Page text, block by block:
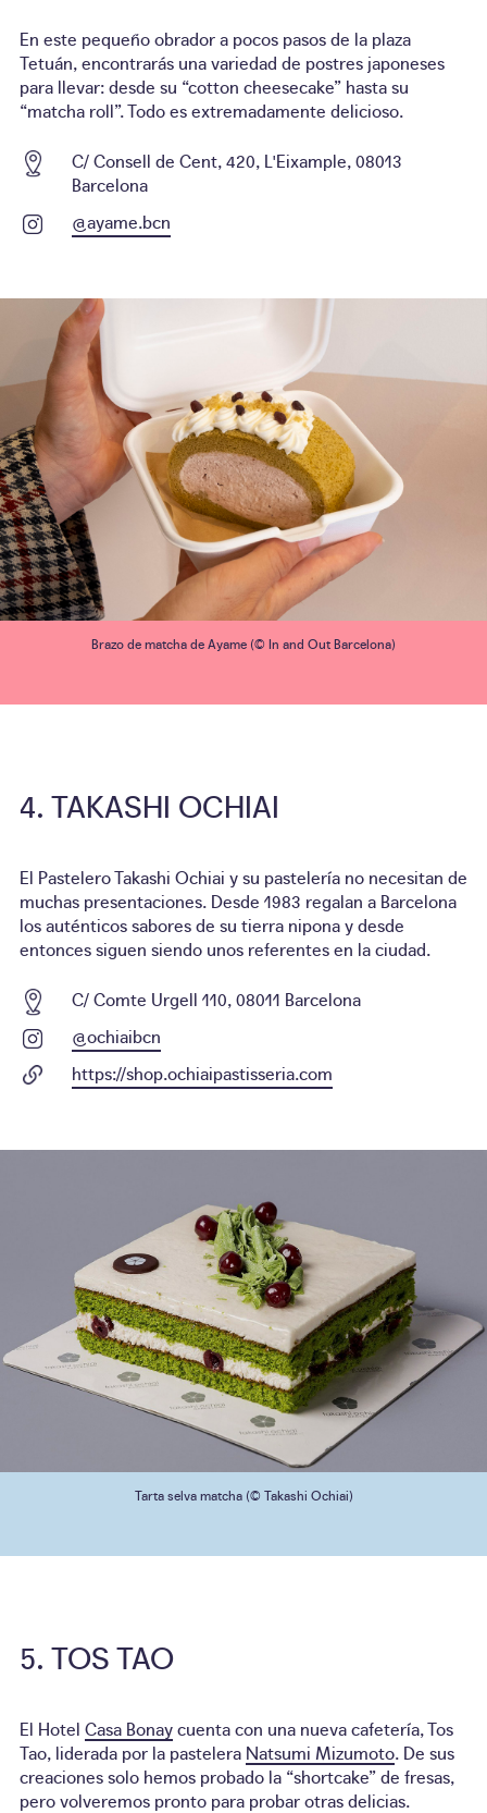
En este pequeño obrador a pocos pasos de la plaza
Tetuán, encontrarás una variedad de postres japoneses
para llevar: desde su “cotton cheesecake” hasta su
“matcha roll”. Todo es extremadamente delicioso.
C/ Consell de Cent, 420, L'Eixample, 08013
Barcelona
@ayame.bcn
Brazo de matcha de Ayame (© In and Out Barcelona)
TAKASHI OCHIAI
El Pastelero Takashi Ochiai y su pastelería no necesitan de
muchas presentaciones. Desde 1983 regalan a Barcelona
los auténticos sabores de su tierra nipona y desde
entonces siguen siendo unos referentes en la ciudad.
C/ Comte Urgell 110, 08011 Barcelona
@ochiaibcn
https://shop.ochiaipastisseria.com
Tarta selva matcha (© Takashi Ochiai)
TOS TAO
El Hotel Casa Bonaycuenta con una nueva cafetería, Tos
Tao, liderada por la pastelera Natsumi Mizumoto. De sus
creaciones solo hemos probado la “shortcake” de fresas,
pero volveremos pronto para probar otras delicias.